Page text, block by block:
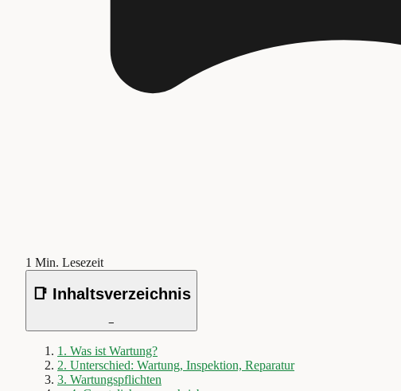
1 Min. Lesezeit
📑 Inhaltsverzeichnis
−
1 . Was ist Wartung?
2. Unterschied: Wartung, Inspektion, Reparatur
3. Wartungspflichten